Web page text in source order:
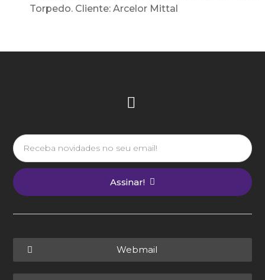
Torpedo. Cliente: Arcelor Mittal
Assinar!
Webmail